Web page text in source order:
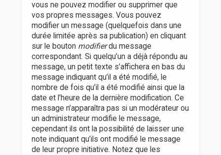
vous ne pouvez modifier ou supprimer que
vos propres messages. Vous pouvez
modifier un message (quelquefois dans une
durée limitée après sa publication) en cliquant
sur le bouton modifierdu message
correspondant. Si quelqu’un a déjà répondu au
message, un petit texte s’affichera en bas du
message indiquant qu’il a été modifié, le
nombre de fois qu’il a été modifié ainsi que la
date et l’heure de la dernière modification. Ce
message n’apparaîtra pas si un modérateur ou
un administrateur modifie le message,
cependant ils ont la possibilité de laisser une
note indiquant qu’ils ont modifié le message
de leur propre initiative. Notez que les